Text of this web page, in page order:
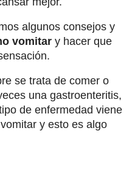
algunos consejos y
vomitar y hacer que
se trata de comer o
una gastroenteritis,
de enfermedad viene
y esto es algo